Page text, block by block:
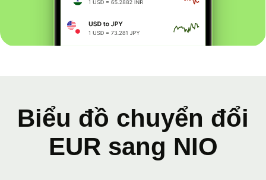
Biểu đồ chuyển đổi
EUR sang NIO